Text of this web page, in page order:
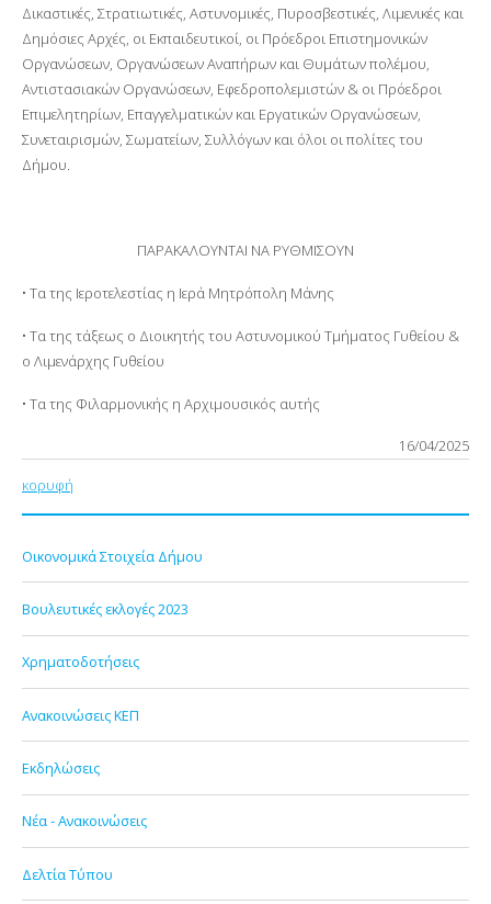
Δικαστικές, Στρατιωτικές, Αστυνομικές, Πυροσβεστικές, Λιμενικές και
Δημόσιες Αρχές, οι Εκπαιδευτικοί, οι Πρόεδροι Επιστημονικών
Οργανώσεων, Οργανώσεων Αναπήρων και Θυμάτων πολέμου,
Αντιστασιακών Οργανώσεων, Εφεδροπολεμιστών & οι Πρόεδροι
Επιμελητηρίων, Επαγγελματικών και Εργατικών Οργανώσεων,
Συνεταιρισμών, Σωματείων, Συλλόγων και όλοι οι πολίτες του
Δήμου.
ΠΑΡΑΚΑΛΟΥΝΤΑΙ ΝΑ ΡΥΘΜΙΣΟΥΝ
• Τα της Ιεροτελεστίας η Ιερά Μητρόπολη Μάνης
• Τα της τάξεως ο Διοικητής του Αστυνομικού Τμήματος Γυθείου &
ο Λιμενάρχης Γυθείου
• Τα της Φιλαρμονικής η Αρχιμουσικός αυτής
16/04/2025
κορυφή
Οικονομικά Στοιχεία Δήμου
Βουλευτικές εκλογές 2023
Χρηματοδοτήσεις
Ανακοινώσεις ΚΕΠ
Εκδηλώσεις
Νέα - Ανακοινώσεις
Δελτία Τύπου